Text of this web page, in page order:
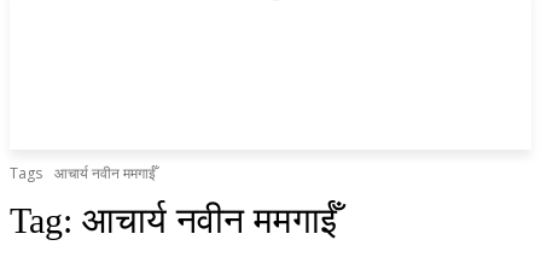
Tags आचार्य नवीन ममगाईँ
Tag: आचार्य नवीन ममगाईँ